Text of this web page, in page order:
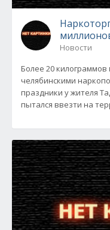
Новости
Более 20
челябинскими
праздники у жителя
пытался ввезти на